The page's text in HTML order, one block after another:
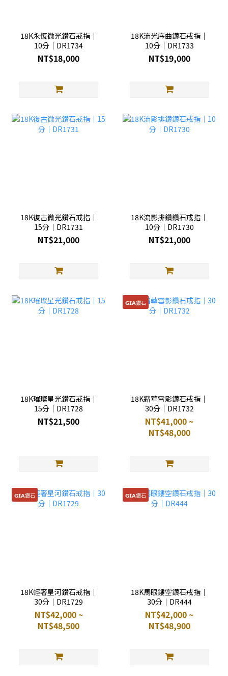
18K永恆微光鑽石戒指｜
10分｜DR1734
NT$18,000
18K流光序曲鑽石戒指｜
10分｜DR1733
NT$19,000
18K復古微光鑽石戒指｜
15分｜DR1731
NT$21,000
18K流影排鑽鑽石戒指｜
10分｜DR1730
NT$21,000
18K璀璨星光鑽石戒指｜
15分｜DR1728
NT$21,500
𝗚𝗜𝗔鑽石
18K霜華雪影鑽石戒指｜
30分｜DR1732
NT$41,000 ~
NT$48,000
𝗚𝗜𝗔鑽石
18K輕奢星河鑽石戒指｜
30分｜DR1729
NT$42,000 ~
NT$48,500
𝗚𝗜𝗔鑽石
18K馬眼鏤空鑽石戒指｜
30分｜DR444
NT$42,000 ~
NT$48,900